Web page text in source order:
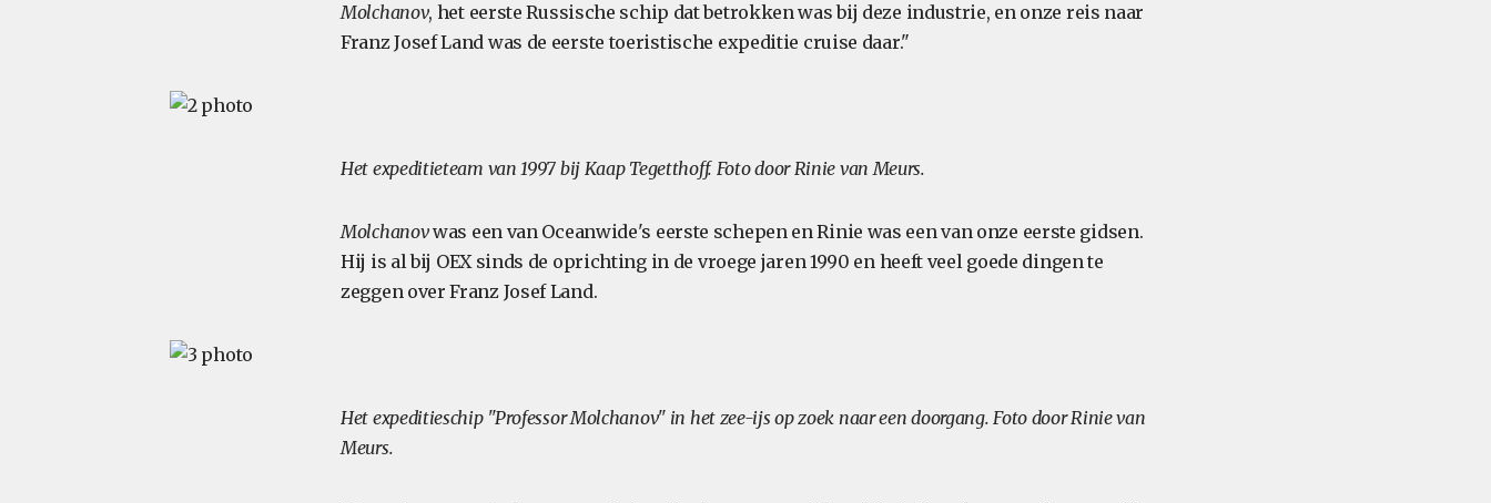
Molchanov, het eerste Russische schip dat betrokken was bij deze industrie, en onze reis naar
Franz Josef Land was de eerste toeristische expeditie cruise daar."
Het expeditieteam van 1997 bij Kaap Tegetthoff. Foto door Rinie van Meurs.
Molchanovwas een van Oceanwide's eerste schepen en Rinie was een van onze eerste gidsen.
Hij is al bij OEX sinds de oprichting in de vroege jaren 1990 en heeft veel goede dingen te
zeggen over Franz Josef Land.
Het expeditieschip "Professor Molchanov" in het zee-ijs op zoek naar een doorgang. Foto door Rinie van
Meurs.